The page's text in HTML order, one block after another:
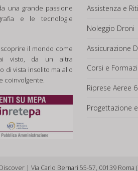
una grande passione
e le tecnologie
il mondo come
visto, da un altra
di vista insolito ma allo
coinvolgente.
Assistenza e
Noleggio Droni
Assicurazione
Corsi e
Riprese Aeree
Progettazione
| Via Carlo Bernari 55-57, 00139 Roma